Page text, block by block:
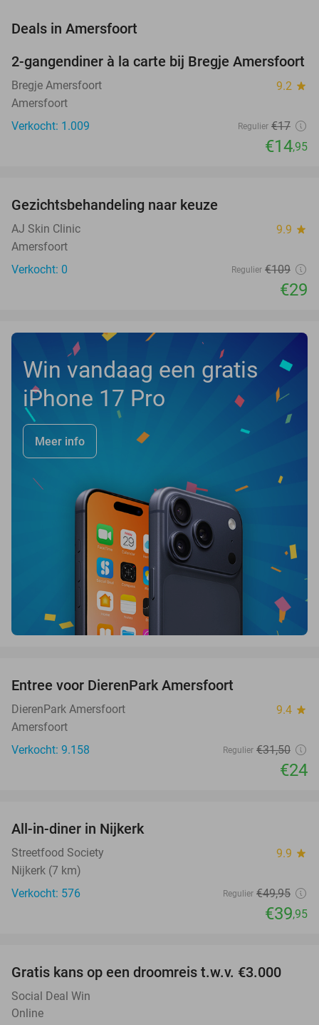
Deals in Amersfoort
12%
2-gangendiner à la carte bij Bregje Amersfoort
Bregje Amersfoort 9.2 star
Amersfoort
Verkocht: 1.009
Regulier €17
€14,95
TODAY
Gezichtsbehandeling naar keuze
AJ Skin Clinic 9.9 star
Amersfoort
Verkocht: 0
Regulier €109
€29
Win vandaag een gratis
iPhone 17 Pro
Meer info
Entree voor DierenPark Amersfoort
DierenPark Amersfoort 9.4 star
Amersfoort
Verkocht: 9.158
Regulier €31,50
€24
All-in-diner in Nijkerk
Streetfood Society 9.9 star
Nijkerk (7 km)
Verkocht: 576
Regulier €49,95
€39,95
Gratis kans op een droomreis t.w.v. €3.000
Social Deal Win
Online